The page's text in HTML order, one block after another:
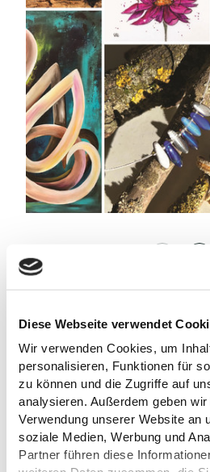
Diese Webseite verwendet
Wir verwenden Cookies, um
personalisieren, Funktionen für
zu können und die Zugriffe auf
analysieren. Außerdem geben
Verwendung unserer Website an
soziale Medien, Werbung und
Partner führen diese
AUF DER
23701 Eutin
Deutschland
E-Mail:hallo@einzigartiges-von-
Webseite:www.einzigartiges-von-